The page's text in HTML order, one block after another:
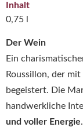
Der Wein
Ein
Roussillon, der
begeistert. Die
handwerkliche
und voller Energie.
Inhalt
0,75 l